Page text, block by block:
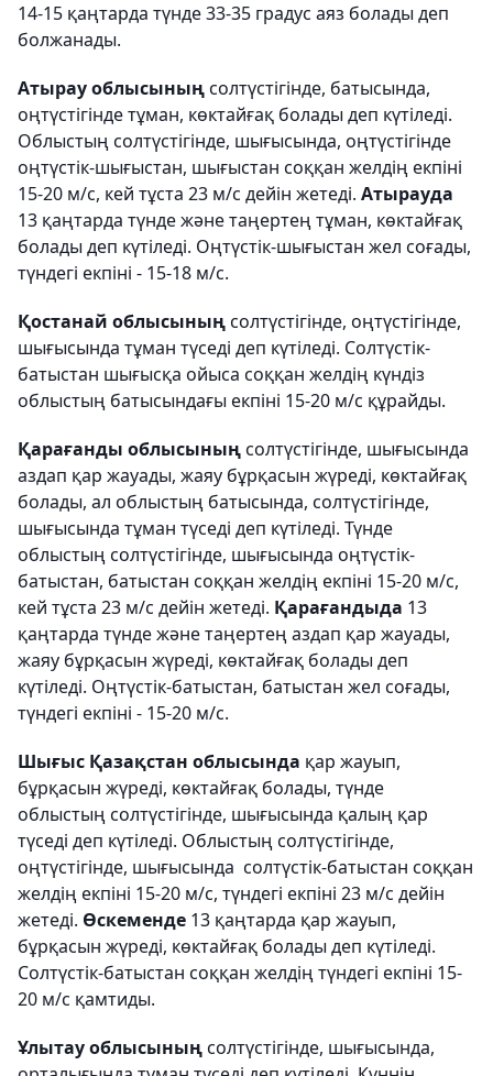
14-15 қаңтарда түнде 33-35 градус аяз болады деп
болжанады.
Атырау облысыныңсолтүстігінде, батысында,
оңтүстігінде тұман, көктайғақ болады деп күтіледі.
Облыстың солтүстігінде, шығысында, оңтүстігінде
оңтүстік-шығыстан, шығыстан соққан желдің екпіні
15-20 м/с, кей тұста 23 м/с дейін жетеді. Атырауда
13 қаңтарда түнде және таңертең тұман, көктайғақ
болады деп күтіледі. Оңтүстік-шығыстан жел соғады,
түндегі екпіні - 15-18 м/с.
Қостанай облысыныңсолтүстігінде, оңтүстігінде,
шығысында тұман түседі деп күтіледі. Солтүстік-
батыстан шығысқа ойыса соққан желдің күндіз
облыстың батысындағы екпіні 15-20 м/с құрайды.
Қарағанды облысыныңсолтүстігінде, шығысында
аздап қар жауады, жаяу бұрқасын жүреді, көктайғақ
болады, ал облыстың батысында, солтүстігінде,
шығысында тұман түседі деп күтіледі. Түнде
облыстың солтүстігінде, шығысында оңтүстік-
батыстан, батыстан соққан желдің екпіні 15-20 м/с,
кей тұста 23 м/с дейін жетеді. Қарағандыда 13
қаңтарда түнде және таңертең аздап қар жауады,
жаяу бұрқасын жүреді, көктайғақ болады деп
күтіледі. Оңтүстік-батыстан, батыстан жел соғады,
түндегі екпіні - 15-20 м/с.
Шығыс Қазақстан облысында қар жауып,
бұрқасын жүреді, көктайғақ болады, түнде
облыстың солтүстігінде, шығысында қалың қар
түседі деп күтіледі. Облыстың солтүстігінде,
оңтүстігінде, шығысында солтүстік-батыстан соққан
желдің екпіні 15-20 м/с, түндегі екпіні 23 м/с дейін
жетеді. Өскеменде 13 қаңтарда қар жауып,
бұрқасын жүреді, көктайғақ болады деп күтіледі.
Солтүстік-батыстан соққан желдің түндегі екпіні 15-
20 м/с қамтиды.
Ұлытау облысыныңсолтүстігінде, шығысында,